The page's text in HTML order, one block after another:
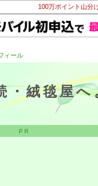
100万ポイント山分
ィール
・絨毯屋
PR